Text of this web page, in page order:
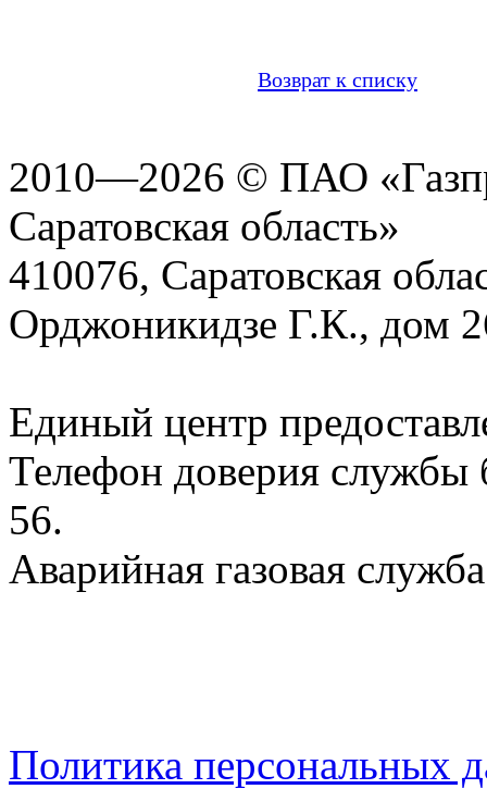
Возврат к списку
2010—2026 © ПАО
Саратовская область»
410076, Саратовская
Орджоникидзе Г.К., дом
Единый центр
Телефон доверия службы
56.
Аварийная газовая
Политика персональных